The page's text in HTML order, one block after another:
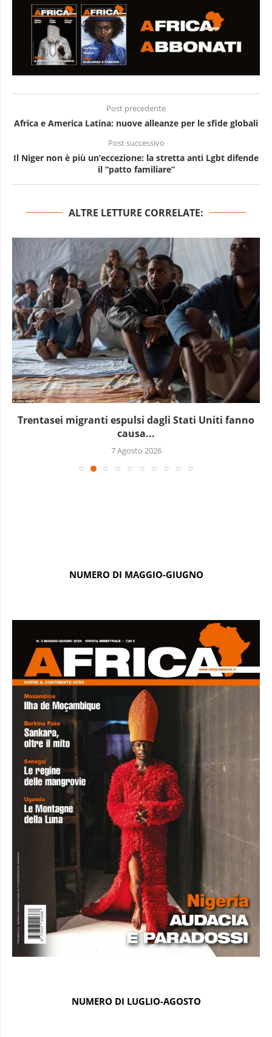
Post precedente
Africa e America Latina: nuove alleanze per le sfide globali
Post successivo
Il Niger non è più un’eccezione: la stretta anti Lgbt difende
il “patto familiare”
ALTRE LETTURE CORRELATE:
Trentasei migranti espulsi dagli Stati Uniti fanno
causa...
7 Agosto 2026
NUMERO DI MAGGIO-GIUGNO
NUMERO DI LUGLIO-AGOSTO